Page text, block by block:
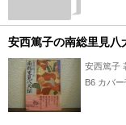
安西篤子の南総里見八
安西篤子
B6 カバ